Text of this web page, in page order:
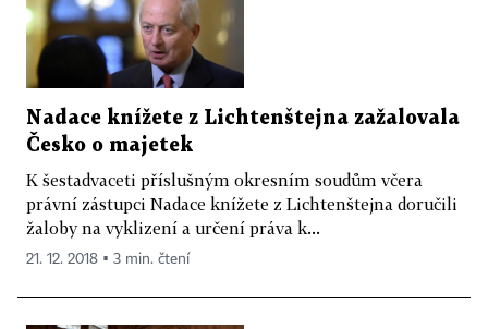
Nadace knížete z Lichtenštejna zažalovala
Česko o majetek
K šestadvaceti příslušným okresním soudům včera
právní zástupci Nadace knížete z Lichtenštejna doručili
žaloby na vyklizení a určení práva k...
21. 12. 2018 ▪ 3 min. čtení